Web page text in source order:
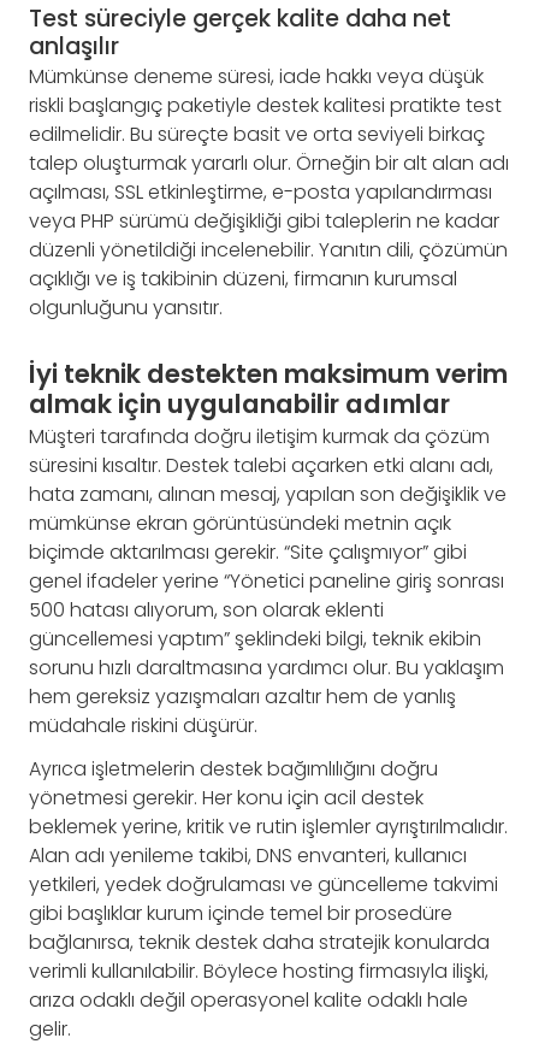
Test süreciyle gerçek kalite daha net
anlaşılır
Mümkünse deneme süresi, iade hakkı veya düşük
riskli başlangıç paketiyle destek kalitesi pratikte test
edilmelidir. Bu süreçte basit ve orta seviyeli birkaç
talep oluşturmak yararlı olur. Örneğin bir alt alan adı
açılması, SSL etkinleştirme, e-posta yapılandırması
veya PHP sürümü değişikliği gibi taleplerin ne kadar
düzenli yönetildiği incelenebilir. Yanıtın dili, çözümün
açıklığı ve iş takibinin düzeni, firmanın kurumsal
olgunluğunu yansıtır.
İyi teknik destekten maksimum verim
almak için uygulanabilir adımlar
Müşteri tarafında doğru iletişim kurmak da çözüm
süresini kısaltır. Destek talebi açarken etki alanı adı,
hata zamanı, alınan mesaj, yapılan son değişiklik ve
mümkünse ekran görüntüsündeki metnin açık
biçimde aktarılması gerekir. “Site çalışmıyor” gibi
genel ifadeler yerine “Yönetici paneline giriş sonrası
500 hatası alıyorum, son olarak eklenti
güncellemesi yaptım” şeklindeki bilgi, teknik ekibin
sorunu hızlı daraltmasına yardımcı olur. Bu yaklaşım
hem gereksiz yazışmaları azaltır hem de yanlış
müdahale riskini düşürür.
Ayrıca işletmelerin destek bağımlılığını doğru
yönetmesi gerekir. Her konu için acil destek
beklemek yerine, kritik ve rutin işlemler ayrıştırılmalıdır.
Alan adı yenileme takibi, DNS envanteri, kullanıcı
yetkileri, yedek doğrulaması ve güncelleme takvimi
gibi başlıklar kurum içinde temel bir prosedüre
bağlanırsa, teknik destek daha stratejik konularda
verimli kullanılabilir. Böylece hosting firmasıyla ilişki,
arıza odaklı değil operasyonel kalite odaklı hale
gelir.